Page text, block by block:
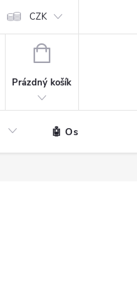
CZK
NÁKUPNÍ
Prázdný košík
🤖 Ostatní